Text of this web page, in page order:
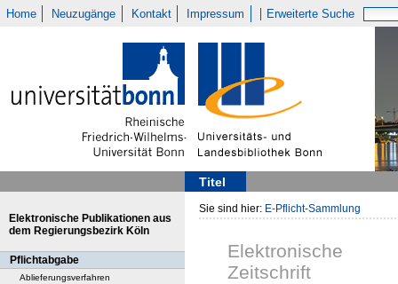
Home Neuzugänge Kontakt Impressum Erweiterte Suche
Titel
Elektronische Publikationen aus
dem Regierungsbezirk Köln
Pflichtabgabe
Ablieferungsverfahren
Sie sind hier: E-Pflicht-Sammlung
Elektronische
Zeitschrift